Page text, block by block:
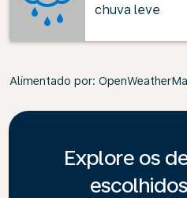
chuva leve
Alimentado por:
Explore os